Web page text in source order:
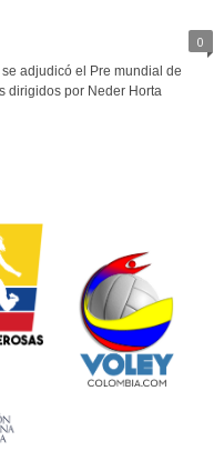
0
adjudicó el Pre mundial de
dirigidos por Neder Horta